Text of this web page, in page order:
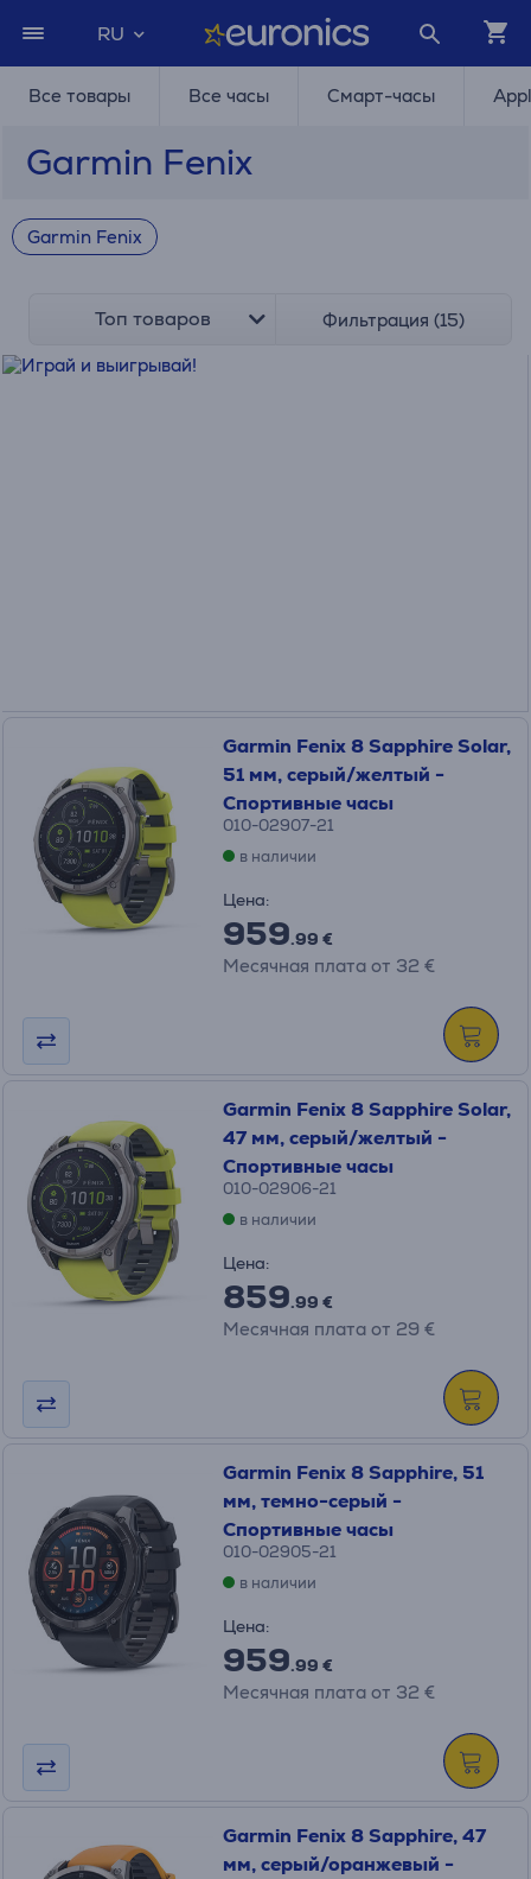
RU
Все товары Все часы Смарт-часы
Garmin Fenix
Garmin Fenix
Топ товаров Фильтрация (15)
Garmin Fenix 8 Sapphire Solar,
51 мм, серый/желтый -
Спортивные часы
010-02907-21
в наличии
Цена:
959.99 €
Месячная плата от 32 €
Garmin Fenix 8 Sapphire Solar,
47 мм, серый/желтый -
Спортивные часы
010-02906-21
в наличии
Цена:
859.99 €
Месячная плата от 29 €
Garmin Fenix 8 Sapphire, 51
мм, темно-серый -
Спортивные часы
010-02905-21
в наличии
Цена:
959.99 €
Месячная плата от 32 €
Garmin Fenix 8 Sapphire, 47
мм, серый/оранжевый -